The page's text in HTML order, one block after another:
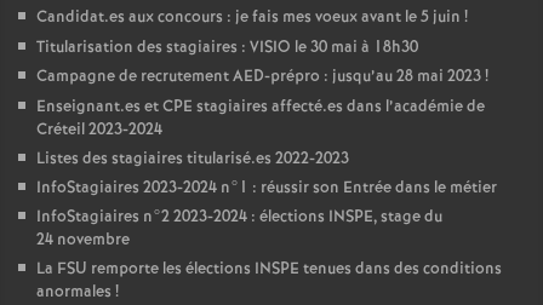
Candidat.es aux concours : je fais mes voeux avant le 5 juin !
Titularisation des stagiaires : VISIO le 30 mai à 18h30
Campagne de recrutementAED-prépro : jusqu’au 28 mai 2023!
Enseignant.es etCPE stagiaires affecté.es dans l’académie de
Créteil 2023-2024
Listes des stagiaires titularisé.es 2022-2023
InfoStagiaires 2023-2024 n°1 : réussir son Entrée dans le métier
InfoStagiaires n°2 2023-2024 : élections INSPE, stage du
24 novembre
La FSU remporte les élections INSPE tenues dans des conditions
anormales !